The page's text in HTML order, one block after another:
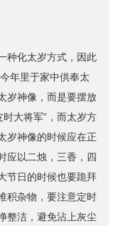
化太岁方式，因此
年里于家中供奉太
岁神像，而是要摆放
大将军”，而太岁方
岁神像的时候应在正
应以二烛，三香，四
节日的时候也要跪拜
积杂物，要注意定时
整洁，避免沾上灰尘